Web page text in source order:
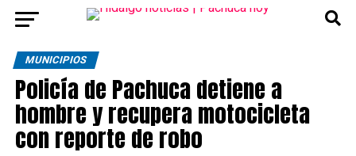
MUNICIPIOS
Policía de Pachuca detiene a
hombre y recupera motocicleta
con reporte de robo